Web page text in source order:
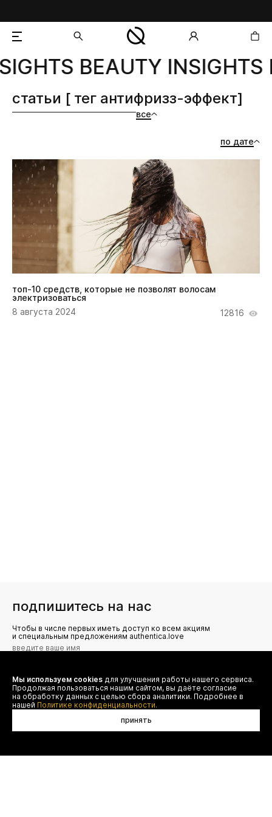
добавлен в корзину
BEAUTY
все
статьи [ тег антифризз-эффект]
по дате
топ-10 средств, которые не позволят волосам
электризоваться
8 августа 2024
12816
подпишитесь на нас
Чтобы в числе первых иметь доступ ко всем акциям
и специальным предложениям authentica.love
Я даю согласие на сбор, обработку и хранение моих
персональных данных (имя, email, телефон) для получения
рекламных и информационных рассылок от ООО 'БТ
Юнайтед', а также ознакомлен(а) с
Политикой конфиденциальности
Мы используем cookies для улучшения работы нашего сервиса.
Продолжая пользоваться нашим сайтом, вы даёте согласие
на обработку данных с целью сбора аналитики. Подробнее в
нашей Политике конфиденциальности.
принять